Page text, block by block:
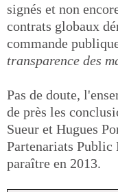
signés et non
contrats globaux
commande
transparence des
Pas de doute,
de près les
Sueur et Hugues
Partenariats Public
paraître en 2013.